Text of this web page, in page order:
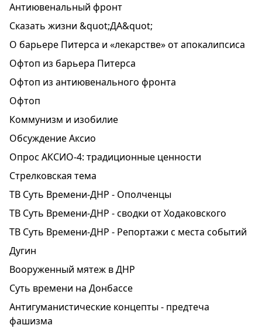
Антиювенальный фронт
Сказать жизни &quot;ДА&quot;
О барьере Питерса и «лекарстве» от апокалипсиса
Офтоп из барьера Питерса
Офтоп из антиювенального фронта
Офтоп
Коммунизм и изобилие
Обсуждение Аксио
Опрос АКСИО-4: традиционные ценности
Стрелковская тема
ТВ Суть Времени-ДНР - Ополченцы
ТВ Суть Времени-ДНР - сводки от Ходаковского
ТВ Суть Времени-ДНР - Репортажи с места событий
Дугин
Вооруженный мятеж в ДНР
Суть времени на Донбассе
Антигуманистические концепты - предтеча
фашизма